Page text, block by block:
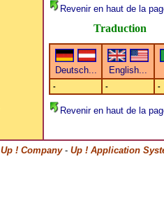
Revenir en haut de la
Traduction
- - -
Revenir en haut de la
Up ! Company- Up ! Application